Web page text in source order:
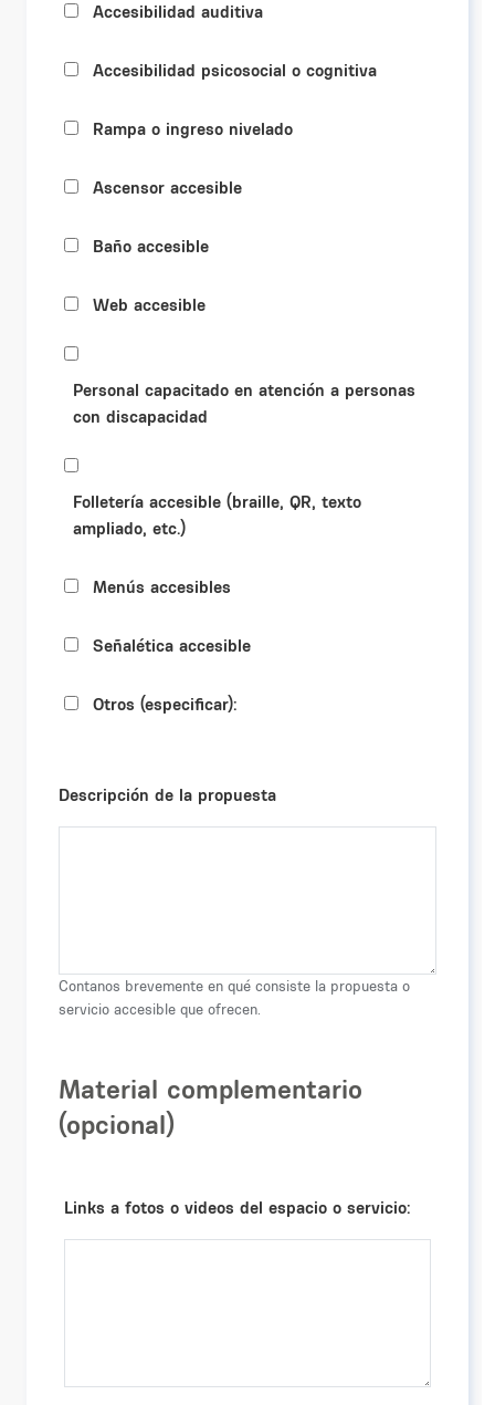
Accesibilidad auditiva
Accesibilidad psicosocial o cognitiva
Rampa o ingreso nivelado
Ascensor accesible
Baño accesible
Web accesible
Personal capacitado en atención a personas
con discapacidad
Folletería accesible (braille, QR, texto
ampliado, etc.)
Menús accesibles
Señalética accesible
Otros (especificar):
Descripción de la propuesta
Contanos brevemente en qué consiste la propuesta o
servicio accesible que ofrecen.
Material complementario
(opcional)
Links a fotos o videos del espacio o servicio: